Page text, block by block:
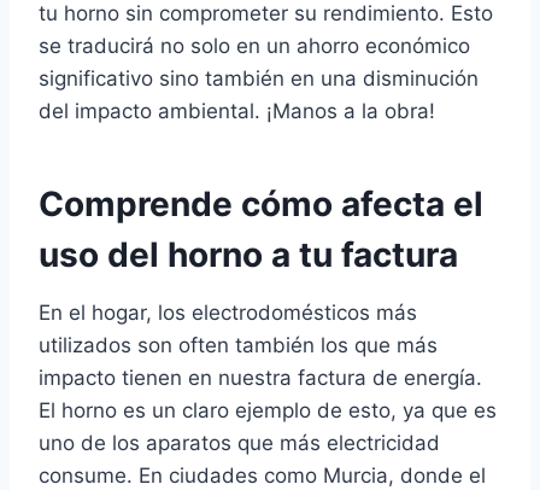
tu horno sin comprometer su rendimiento. Esto
se traducirá no solo en un ahorro económico
significativo sino también en una disminución
del impacto ambiental. ¡Manos a la obra!
Comprende cómo afecta el
uso del horno a tu factura
En el hogar, los electrodomésticos más
utilizados son often también los que más
impacto tienen en nuestra factura de energía.
El horno es un claro ejemplo de esto, ya que es
uno de los aparatos que más electricidad
consume. En ciudades como Murcia, donde el